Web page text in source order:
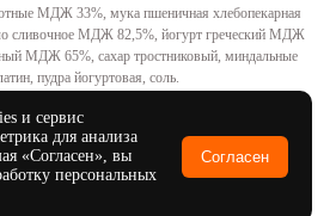
и сервис
для анализа
«Согласен», вы
персональных
Согласен
МДЖ 33%, мука пшеничная хлебопекарная
сливочное МДЖ 82,5%, йогурт греческий МДЖ
МДЖ 65%, сахар тростниковый, миндальные
пудра йогуртовая, соль.
белки - 7 г, жиры - 20 г, углеводы - 31 г.
ценность: 330 ккал / 1390 кДж.